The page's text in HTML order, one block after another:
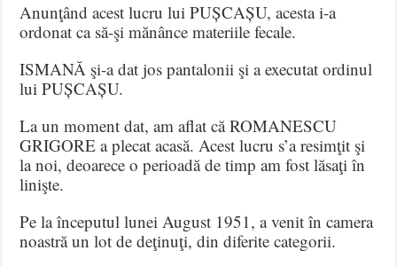
Anunţând acest lucru lui PUȘCAȘU, acesta i-a
ordonat ca să-şi mănânce materiile fecale.
ISMANĂ şi-a dat jos pantalonii şi a executat ordinul
lui PUȘCAȘU.
La un moment dat, am aflat că ROMANESCU
GRIGORE a plecat acasă. Acest lucru s’a resimţit şi
la noi, deoarece o perioadă de timp am fost lăsaţi în
linişte.
Pe la începutul lunei August 1951, a venit în camera
noastră un lot de deţinuţi, din diferite categorii.